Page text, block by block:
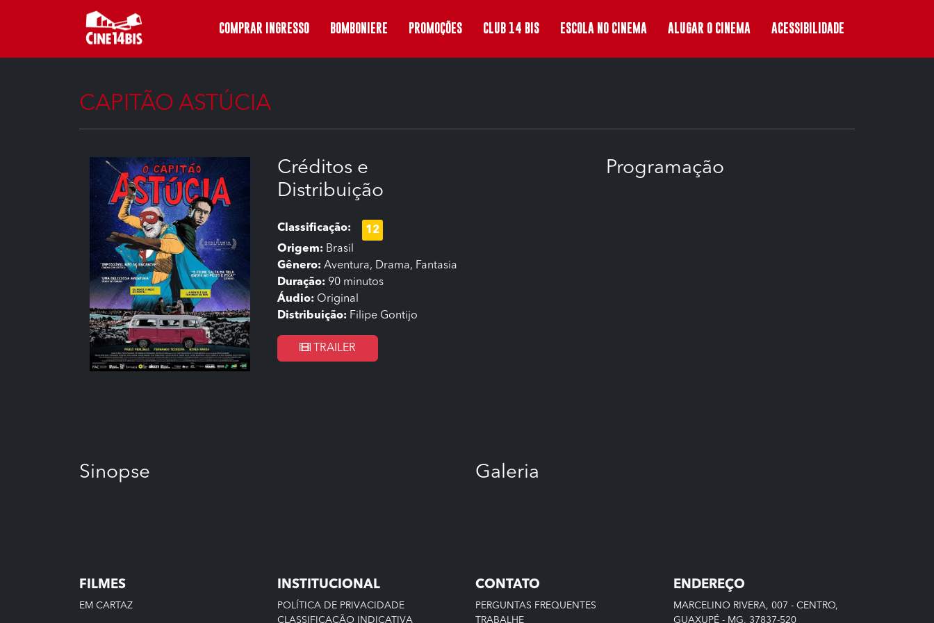
COMPRAR INGRESSO BOMBONIERE PROMOÇÕES CLUB 14 BIS ESCOLA NO CINEMA ALUGAR O CINEMA ACESSIBILIDADE
CAPITÃO ASTÚCIA
Créditos e
Distribuição
Classificação:
12
Origem: Brasil
Gênero: Aventura, Drama, Fantasia
Duração: 90 minutos
Áudio: Original
Distribuição: Filipe Gontijo
TRAILER
Programação
Sinopse Galeria
FILMES
EM CARTAZ
INSTITUCIONAL
POLÍTICA DE PRIVACIDADE
CLASSIFICAÇÃO INDICATIVA
CONTATO
PERGUNTAS FREQUENTES
TRABALHE
ENDEREÇO
MARCELINO RIVERA, 007 - CENTRO,
GUAXUPÉ - MG, 37837-520